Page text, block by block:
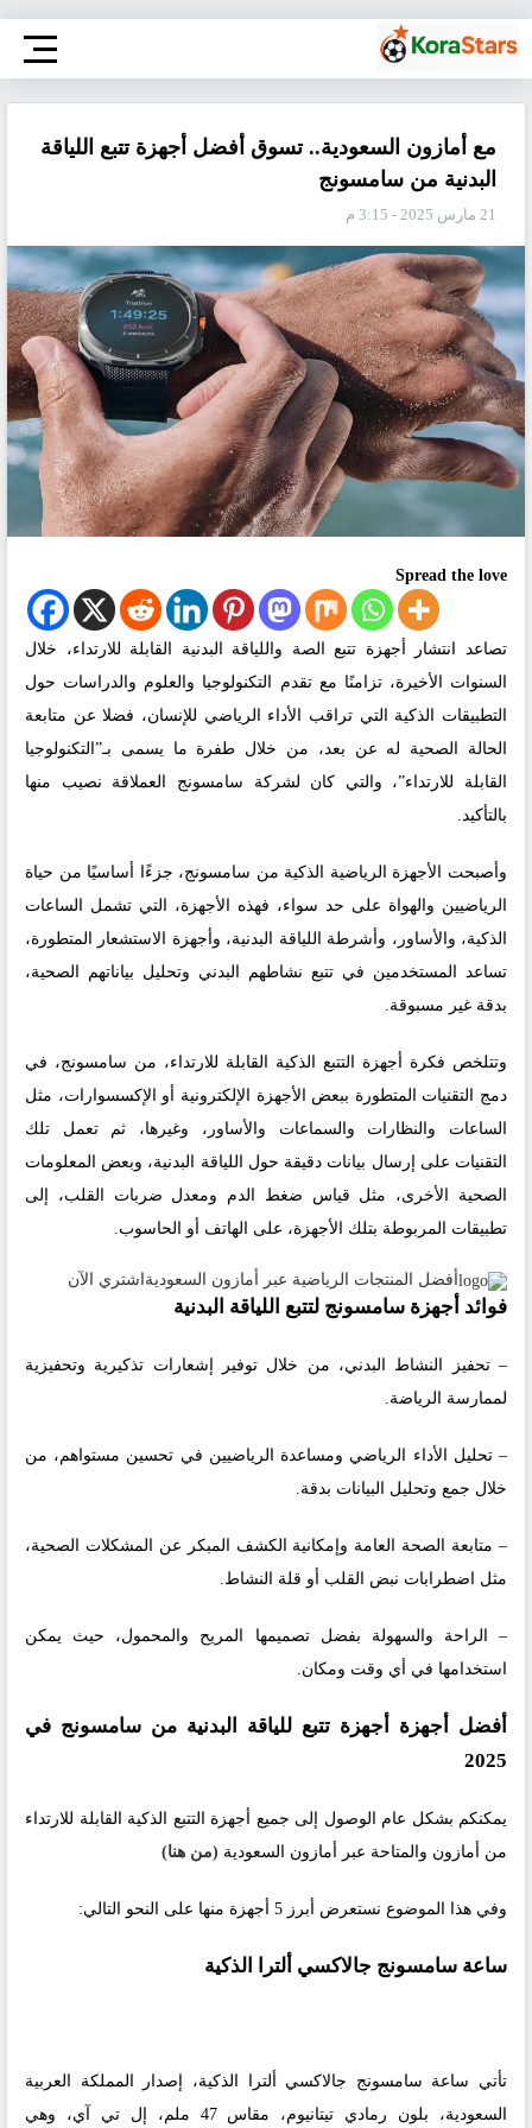
مع أمازون السعودية.. تسوق أفضل أجهزة تتبع اللياقة
البدنية من سامسونج
21 مارس 2025 - 3:15 م
Spread the love
تصاعد انتشار أجهزة تتبع الصة واللياقة البدنية القابلة للارتداء، خلال
السنوات الأخيرة، تزامنًا مع تقدم التكنولوجيا والعلوم والدراسات حول
التطبيقات الذكية التي تراقب الأداء الرياضي للإنسان، فضلا عن متابعة
الحالة الصحية له عن بعد، من خلال طفرة ما يسمى بـ”التكنولوجيا
القابلة للارتداء”، والتي كان لشركة سامسونج العملاقة نصيب منها
بالتأكيد.
وأصبحت الأجهزة الرياضية الذكية من سامسونج، جزءًا أساسيًا من حياة
الرياضيين والهواة على حد سواء، فهذه الأجهزة، التي تشمل الساعات
الذكية، والأساور، وأشرطة اللياقة البدنية، وأجهزة الاستشعار المتطورة،
تساعد المستخدمين في تتبع نشاطهم البدني وتحليل بياناتهم الصحية،
بدقة غير مسبوقة.
وتتلخص فكرة أجهزة التتبع الذكية القابلة للارتداء، من سامسونج، في
دمج التقنيات المتطورة ببعض الأجهزة الإلكترونية أو الإكسسوارات، مثل
الساعات والنظارات والسماعات والأساور، وغيرها، ثم تعمل تلك
التقنيات على إرسال بيانات دقيقة حول اللياقة البدنية، وبعض المعلومات
الصحية الأخرى، مثل قياس ضغط الدم ومعدل ضربات القلب، إلى
تطبيقات المربوطة بتلك الأجهزة، على الهاتف أو الحاسوب.
أفضل المنتجات الرياضية عبر أمازون السعودية اشتري الآن
فوائد أجهزة سامسونج لتتبع اللياقة البدنية
– تحفيز النشاط البدني، من خلال توفير إشعارات تذكيرية وتحفيزية
لممارسة الرياضة.
– تحليل الأداء الرياضي ومساعدة الرياضيين في تحسين مستواهم، من
خلال جمع وتحليل البيانات بدقة.
– متابعة الصحة العامة وإمكانية الكشف المبكر عن المشكلات الصحية،
مثل اضطرابات نبض القلب أو قلة النشاط.
– الراحة والسهولة بفضل تصميمها المريح والمحمول، حيث يمكن
استخدامها في أي وقت ومكان.
أفضل أجهزة أجهزة تتبع للياقة البدنية من سامسونج في
2025
يمكنكم بشكل عام الوصول إلى جميع أجهزة التتبع الذكية القابلة للارتداء
من أمازون والمتاحة عبر أمازون السعودية (من هنا)
وفي هذا الموضوع نستعرض أبرز 5 أجهزة منها على النحو التالي:
ساعة سامسونج جالاكسي ألترا الذكية
تأتي ساعة سامسونج جالاكسي ألترا الذكية، إصدار المملكة العربية
السعودية، بلون رمادي تيتانيوم، مقاس 47 ملم، إل تي آي، وهي